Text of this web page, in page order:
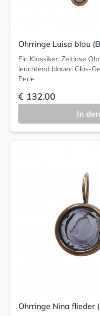
Ohrringe Luisa blau
Ein Klassiker: Zeitlose
leuchtend blauen Glas-
Perle
€ 132.00
In
Ohrringe Nina flieder